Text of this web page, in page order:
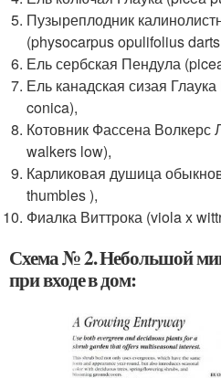
Пузыреплодник
(physocarpus opulifolius
Ель сербская Пендула
Ель канадская сизая
conica),
Котовник Фассена Волкерс
walkers low),
Карликовая душица
thumbles ),
Фиалка Виттрока (viola x
Схема № 2. Небольшой
при входе в дом: